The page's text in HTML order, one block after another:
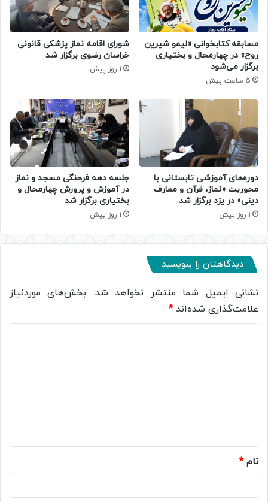
مسابقه کتابخوانی «لیمو شیرین
روح» در چهارمحال و بختیاری
برگزار می‌شود
5 ساعت پیش
شورای اقامه نماز پزشکی قانونی
خراسان رضوی برگزار شد
1 روز پیش
دوره‌های آموزشی تابستانی با
محوریت «نماز، قرآن و معارف
دینی» در یزد برگزار شد
1 روز پیش
جلسه دهه فرهنگی مسجد و نماز
در آموزش و پرورش چهارمحال و
بختیاری برگزار شد
1 روز پیش
دیدگاهتان را بنویسید
نشانی ایمیل شما منتشر نخواهد شد. بخش‌های موردنیاز
علامت‌گذاری شده‌اند*
نام*